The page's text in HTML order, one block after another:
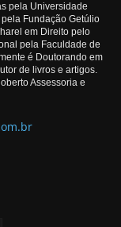
pela Universidade
Fundação Getúlio
em Direito pelo
pela Faculdade de
é Doutorando em
de livros e artigos.
Assessoria e